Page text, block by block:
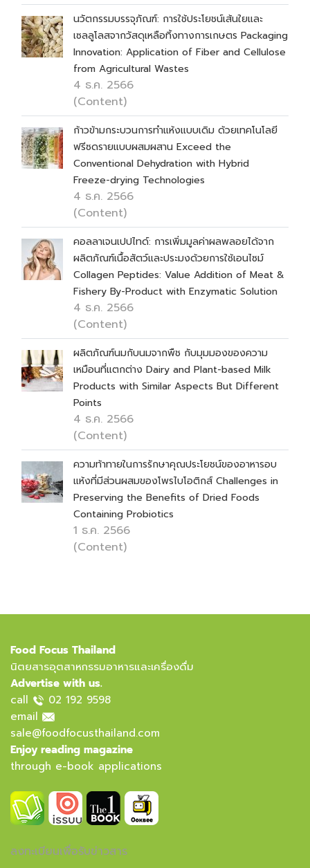
นวัตกรรมบรรจุภัณฑ์: การใช้ประโยชน์เส้นใยและ
เซลลูโลสจากวัสดุเหลือทิ้งทางการเกษตร Packaging
Innovation: Application of Fiber and Cellulose
from Agricultural Wastes
4 ธ.ค. 2566
(Content)
ก้าวข้ามกระบวนการทำแห้งแบบเดิม ด้วยเทคโนโลยี
ฟรีซดรายแบบผสมผสาน Exceed the
Conventional Dehydration with Hybrid
Freeze-drying Technologies
4 ธ.ค. 2566
(Content)
คอลลาเจนเปปไทด์: การเพิ่มมูลค่าผลพลอยได้จาก
ผลิตภัณฑ์เนื้อสัตว์และประมงด้วยการใช้เอนไซม์
Collagen Peptides: Value Addition of Meat &
Fishery By-Product with Enzymatic Solution
4 ธ.ค. 2566
(Content)
ผลิตภัณฑ์นมกับนมจากพืช กับมุมมองของความ
เหมือนที่แตกต่าง Dairy and Plant-based Milk
Products with Similar Aspects But Different
Points
4 ธ.ค. 2566
(Content)
ความท้าทายในการรักษาคุณประโยชน์ของอาหารอบ
แห้งที่มีส่วนผสมของโพรไบโอติกส์ Challenges in
Preserving the Benefits of Dried Foods
Containing Probiotics
1 ธ.ค. 2566
(Content)
Food Focus Thailand
นิตยสารอุตสาหกรรมอาหารและเครื่องดื่ม
Advertise with us.
call
02 192 9598
email
sale@foodfocusthailand.com
Enjoy reading magazine
through e-book applications
ลงทะเบียนเพื่อรับข่าวสาร